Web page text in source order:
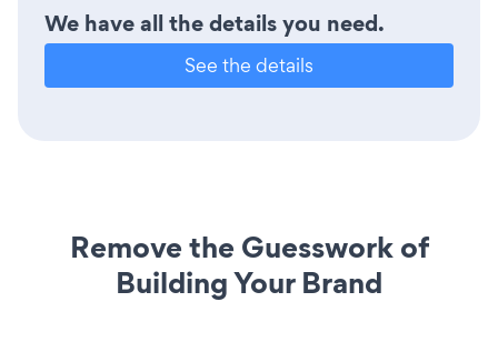
We have all the details you need.
See the details
Remove the Guesswork of
Building Your Brand